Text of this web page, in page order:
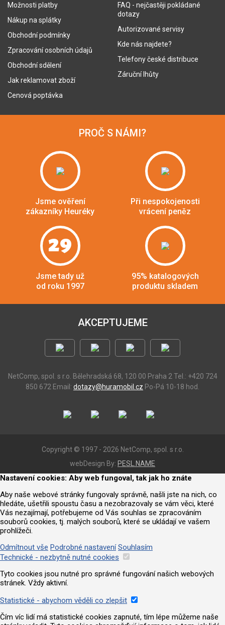
Možnosti platby
Nákup na splátky
Obchodní podmínky
Zpracování osobních údajů
Obchodní sdělení
Jak reklamovat zboží
Cenová poptávka
FAQ - nejčastěji pokládané
dotazy
Autorizované servisy
Kde nás najdete?
Telefony české distribuce
Záruční lhůty
PROČ S NÁMI?
Jsme ověření
zákazníky Heuréky
Při nespokojenosti
vrácení peněz
29
Jsme tady už
od roku 1997
95% katalogových
produktu skladem
AKCEPTUJEME
NetComp, spol. s r.o. Bělehradská 68, 120 00 Praha 2 Tel.: +420 724
850 672 Email: dotazy@huramobil.cz Po-Pá 10-18 hod.
Copyright © 1997 - 2026 NetComp, spol. s r.o.
webDesign By: PESL.NAME
Nastavení cookies: Aby web fungoval, tak jak ho znáte
Aby naše webové stránky fungovaly správně, našli jste na nich, co
hledáte, ušetřili spoustu času a nezobrazovaly se vám věci, které
Vás nezajímají, potřebujeme od Vás souhlas se zpracováním
souborů cookies, tj. malých souborů, které se ukládají ve vašem
prohlížeči.
Odmítnout vše Podrobné nastavení Souhlasím
Technické - nezbytně nutné cookies
Tyto cookies jsou nutné pro správné fungování našich webových
stránek. Vždy aktivní.
Statistické - abychom věděli co zlepšit
Čím víc lidí má statistické cookies zapnuté, tím lépe můžeme naše